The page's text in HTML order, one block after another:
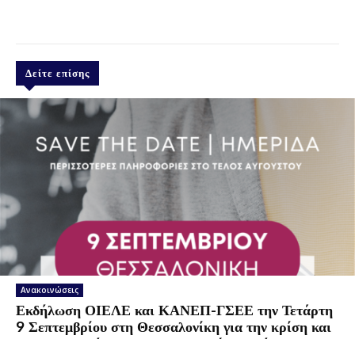
Δείτε επίσης
Ανακοινώσεις
Εκδήλωση ΟΙΕΛΕ και ΚΑΝΕΠ-ΓΣΕΕ την Τετάρτη
9 Σεπτεμβρίου στη Θεσσαλονίκη για την κρίση και